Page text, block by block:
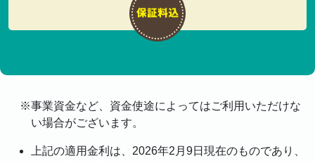
事業資金など、資金使途によってはご利用いただけな
い場合がございます。
上記の適用金利は、2026年2月9日現在のものであり、